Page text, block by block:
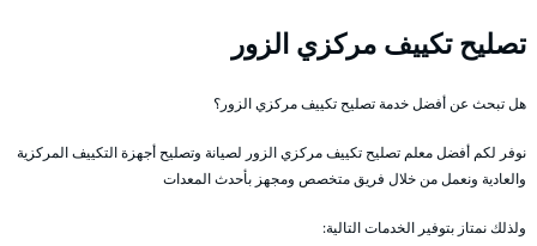
تصليح تكييف مركزي الزور
هل تبحث عن أفضل خدمة تصليح تكييف مركزي الزور؟
نوفر لكم أفضل معلم تصليح تكييف مركزي الزور لصيانة وتصليح أجهزة التكييف المركزية
والعادية ونعمل من خلال فريق متخصص ومجهز بأحدث المعدات
ولذلك نمتاز بتوفير الخدمات التالية: